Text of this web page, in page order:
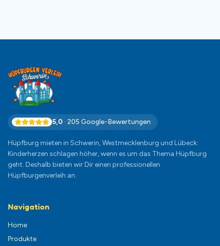
5,0 · 205 Google-Bewertungen
Hüpfburg mieten in Schwerin, Westmecklenburg und Lübeck:
Kinderherzen schlagen höher, wenn es um das Thema Hüpfburg
geht. Deshalb bieten wir Dir einen professionellen
Hüpfburgenverleih an.
Navigation
Home
Produkte